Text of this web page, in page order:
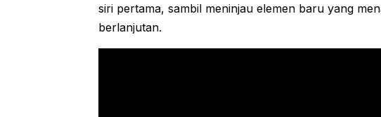
siri pertama, sambil meninjau elemen baru yang
berlanjutan.